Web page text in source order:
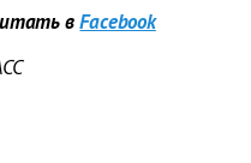
в Facebook